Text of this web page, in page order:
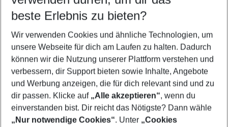
5-8 Nächte
2 Erwachsene Keine Kinder
Mehr Filter anzeigen
beste Erlebnis zu bieten?
Wir verwenden Cookies und ähnliche Technologien, um
unsere Webseite für dich am Laufen zu halten. Dadurch
können wir die Nutzung unserer Plattform verstehen und
verbessern, dir Support bieten sowie Inhalte, Angebote
und Werbung anzeigen, die für dich relevant sind und zu
dir passen. Klicke auf „Alle akzeptieren“, wenn du
einverstanden bist. Dir reicht das Nötigste? Dann wähle
„Nur notwendige Cookies“. Unter „Cookies